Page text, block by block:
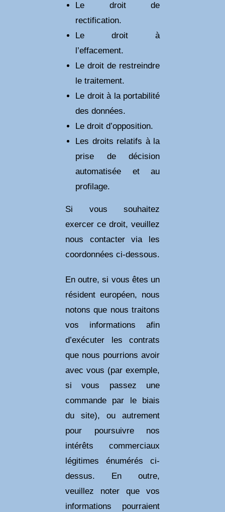
Le droit de
rectification.
Le droit à
l’effacement.
Le droit de restreindre
le traitement.
Le droit à la portabilité
des données.
Le droit d’opposition.
Les droits relatifs à la
prise de décision
automatisée et au
profilage.
Si vous souhaitez
exercer ce droit, veuillez
nous contacter via les
coordonnées ci-dessous.
En outre, si vous êtes un
résident européen, nous
notons que nous traitons
vos informations afin
d’exécuter les contrats
que nous pourrions avoir
avec vous (par exemple,
si vous passez une
commande par le biais
du site), ou autrement
pour poursuivre nos
intérêts commerciaux
légitimes énumérés ci-
dessus. En outre,
veuillez noter que vos
informations pourraient